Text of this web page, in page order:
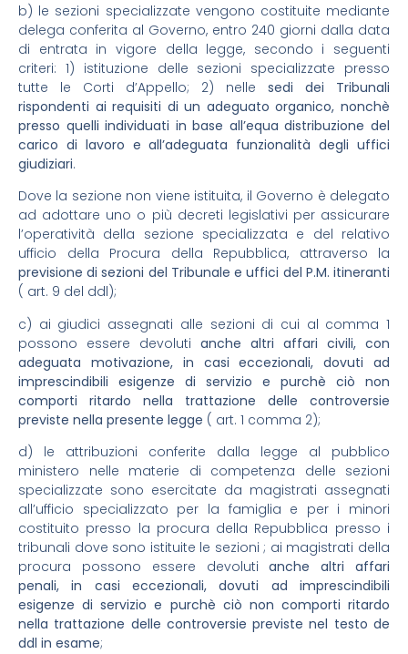
b) le sezioni specializzate vengono costituite mediante
delega conferita al Governo, entro 240 giorni dalla data
di entrata in vigore della legge, secondo i seguenti
criteri: 1) istituzione delle sezioni specializzate presso
tutte le Corti d’Appello; 2) nelle sedi dei Tribunali
rispondenti ai requisiti di un adeguato organico, nonchè
presso quelli individuati in base all’equa distribuzione del
carico di lavoro e all’adeguata funzionalità degli uffici
giudiziari.
Dove la sezione non viene istituita, il Governo è delegato
ad adottare uno o più decreti legislativi per assicurare
l’operatività della sezione specializzata e del relativo
ufficio della Procura della Repubblica, attraverso la
previsione di sezioni del Tribunale e uffici del P.M. itineranti
( art. 9 del ddl);
c) ai giudici assegnati alle sezioni di cui al comma 1
possono essere devoluti anche altri affari civili, con
adeguata motivazione, in casi eccezionali, dovuti ad
imprescindibili esigenze di servizio e purchè ciò non
comporti ritardo nella trattazione delle controversie
previste nella presente legge ( art. 1 comma 2);
d) le attribuzioni conferite dalla legge al pubblico
ministero nelle materie di competenza delle sezioni
specializzate sono esercitate da magistrati assegnati
all’ufficio specializzato per la famiglia e per i minori
costituito presso la procura della Repubblica presso i
tribunali dove sono istituite le sezioni ; ai magistrati della
procura possono essere devolutianche altri affari
penali, in casi eccezionali, dovuti ad imprescindibili
esigenze di servizio e purchè ciò non comporti ritardo
nella trattazione delle controversie previste nel testo de
ddl in esame;